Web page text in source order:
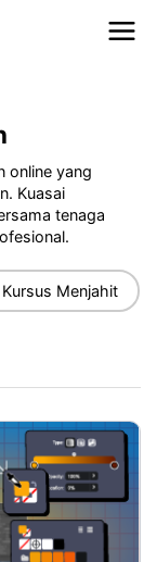
online yang
Kuasai
tenaga
Kursus Menjahit